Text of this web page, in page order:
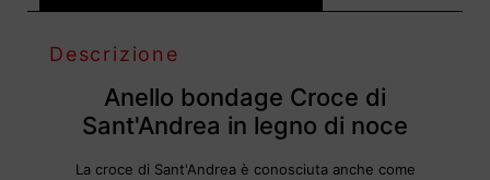
Descrizione
Anello bondage Croce di
Sant'Andrea in legno di noce
La croce di Sant'Andrea è conosciuta anche come